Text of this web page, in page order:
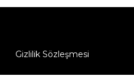
Gizlilik Sözleşmesi